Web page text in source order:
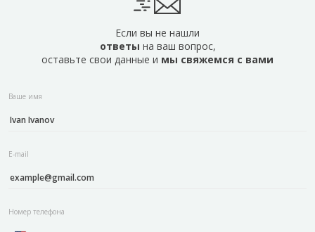
Если вы не нашли
ответы на ваш вопрос,
оставьте свои данные и мы свяжемся с вами
Ваше имя
E-mail
Номер телефона